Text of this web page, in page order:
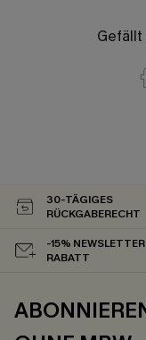
Gefällt
30-TÄGIGES
RÜCKGABERECHT
-15%
RABATT